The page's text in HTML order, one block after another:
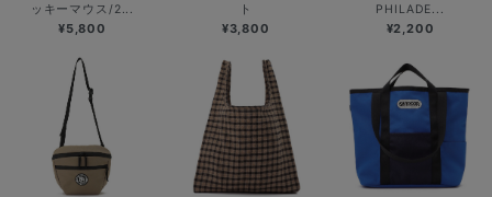
ッキーマウス/2...
¥5,800
ト
¥3,800
PHILADE...
¥2,200